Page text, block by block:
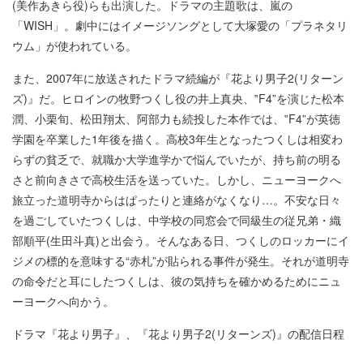
(美作あきら役)らも出演した。ドラマの主題歌は、嵐の
「WISH」。劇中にはイメージソングとして大塚愛の「プラネタリ
ウム」が使われている。
また、2007年に放送されたドラマ続編が『花より男子2(リターン
ズ)』だ。ヒロインの牧野つくし役の井上真央、‟F4”を演じた松本
潤、小栗旬、松田翔太、阿部力も続投した本作では、‟F4”が英徳
学園を卒業した1年後を描く。高校3年生となったつくしは相変わ
らずの貧乏で、就職か大学進学かで悩んでいたが、持ち前の明る
さと前向きさで高校生活を送っていた。しかし、ニューヨークへ
旅立った道明寺からはぱったりと連絡がなくなり…。不安な日々
を過ごしていたつくしは、中学校の同窓会で同級生の従兄弟・織
部順平(生田斗真)と出会う。そんなある日、つくしのロッカーにイ
ジメの標的を意味する“赤札”が貼られる事件が発生。それが道明寺
の命令だと耳にしたつくしは、彼の気持ちを確かめるためにニュ
ーヨークへ向かう。
ドラマ『花より男子』、『花より男子2(リターンズ)』の配信日程